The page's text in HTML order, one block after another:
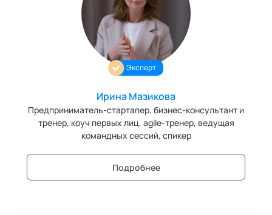
Эксперт
Ирина Мазикова
Предприниматель-стартапер, бизнес-консультант и
тренер, коуч первых лиц, agile-тренер, ведущая
командных сессий, спикер
Подробнее